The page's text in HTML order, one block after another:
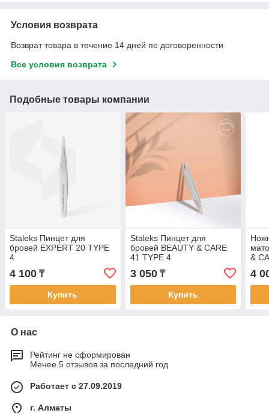
Условия возврата
Возврат товара в течение 14 дней по договоренности
Все условия возврата
Подобные товары компании
Staleks Пинцет для
бровей EXPERT 20 TYPE
4
4 100 ₸
Купить
Staleks Пинцет для
бровей BEAUTY & CARE
41 TYPE 4
3 050₸
Купить
&
4
О нас
Рейтинг не сформирован
Менее 5 отзывов за последний год
Работает с 27.09.2019
г. Алматы